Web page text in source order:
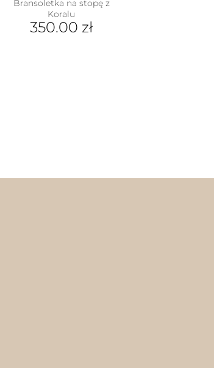
produktu
Bransoletka na stopę z
Koralu
350.00 zł